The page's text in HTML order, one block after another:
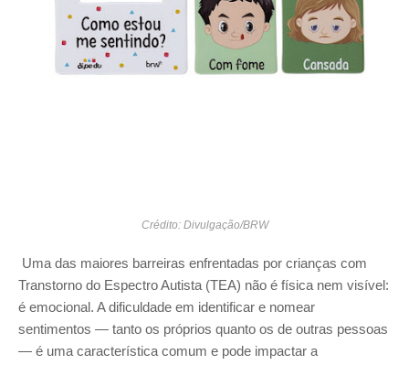
Crédito: Divulgação/BRW
Uma das maiores barreiras enfrentadas por crianças com
Transtorno do Espectro Autista (TEA) não é física nem visível:
é emocional. A dificuldade em identificar e nomear
sentimentos — tanto os próprios quanto os de outras pessoas
— é uma característica comum e pode impactar a